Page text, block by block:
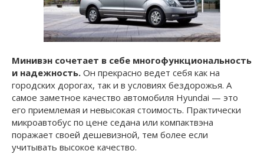
Минивэн сочетает в себе многофункциональность
и надежность. Он прекрасно ведет себя как на
городских дорогах, так и в условиях бездорожья. А
самое заметное качество автомобиля Hyundai — это
его приемлемая и невысокая стоимость. Практически
микроавтобус по цене седана или компактвэна
поражает своей дешевизной, тем более если
учитывать высокое качество.